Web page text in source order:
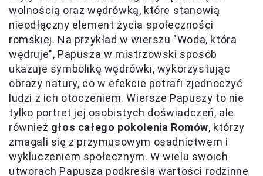
wolnością oraz wędrówką, które stanowią
nieodłączny element życia społeczności
romskiej. Na przykład w wierszu "Woda, która
wędruje", Papusza w mistrzowski sposób
ukazuje symbolikę wędrówki, wykorzystując
obrazy natury, co w efekcie potrafi zjednoczyć
ludzi z ich otoczeniem. Wiersze Papuszy to nie
tylko portret jej osobistych doświadczeń, ale
również głos całego pokolenia Romów, którzy
zmagali się z przymusowym osadnictwem i
wykluczeniem społecznym. W wielu swoich
utworach Papusza podkreśla wartości rodzinne